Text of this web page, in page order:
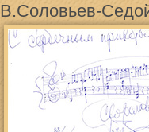
В.Соловьев-